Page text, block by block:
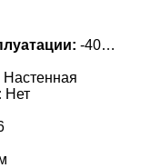
-40…
Настенная
Нет